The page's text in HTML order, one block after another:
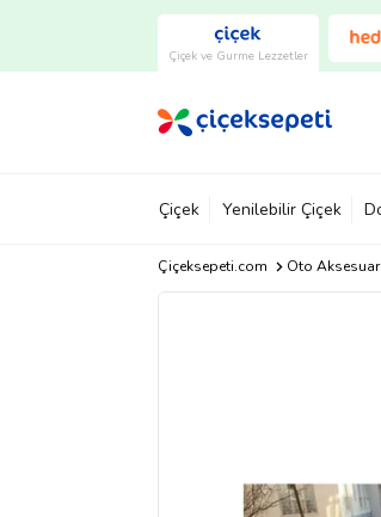
Çiçek ve Gurme Lezzetler
Çiçek Yenilebilir Çiçek
Çiçeksepeti.com Oto Aksesuar